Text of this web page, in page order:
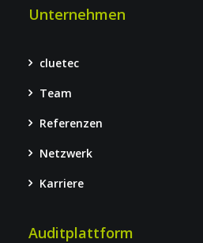
Unternehmen
cluetec
Team
Referenzen
Netzwerk
Karriere
Auditplattform